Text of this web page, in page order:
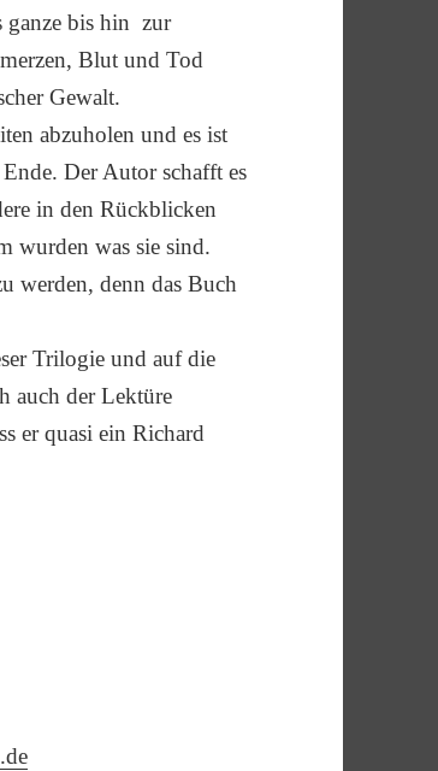
ganze bis hin zur
Blut und Tod
Gewalt.
abzuholen und es ist
Der Autor schafft es
in den Rückblicken
wurden was sie sind.
werden, denn das Buch
Trilogie und auf die
auch der Lektüre
er quasi ein Richard